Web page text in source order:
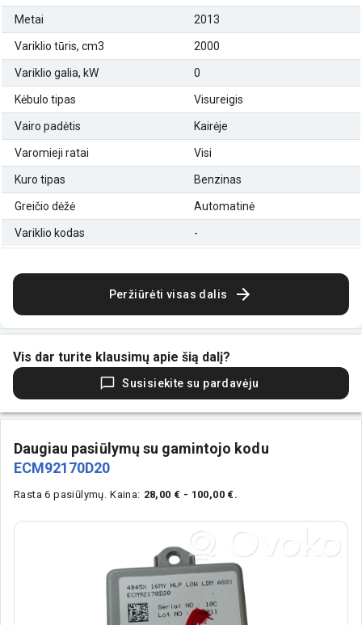
Metai 2013
Variklio tūris, cm3 2000
Variklio galia, kW 0
Kėbulo tipas Visureigis
Vairo padėtis Kairėje
Varomieji ratai Visi
Kuro tipas Benzinas
Greičio dėžė Automatinė
Variklio kodas -
Peržiūrėti visas dalis
Vis dar turite klausimų apie šią dalį?
Susisiekite su pardavėju
Daugiau pasiūlymų su gamintojo kodu
ECM92170D20
Rasta 6 pasiūlymų. Kaina: 28,00 € - 100,00 €.